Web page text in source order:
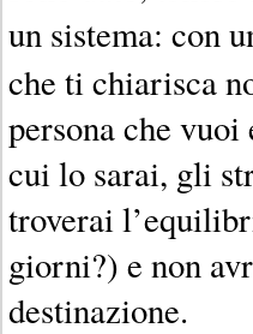
un sistema: con
che ti chiarisca
persona che
cui lo sarai, gli
troverai
giorni?) e non
destinazione.